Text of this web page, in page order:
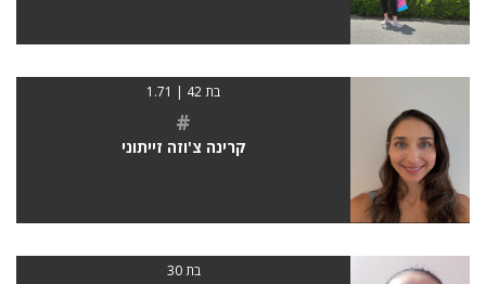
בת 42 | 1.71
#
קרינה צ'וזה זייתוני
בת 30